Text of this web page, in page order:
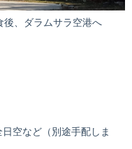
ダラムサラ空港へ
空など（別途手配しま